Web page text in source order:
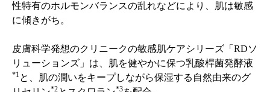
性特有のホルモンバランスの乱れなどにより、肌は敏感
に傾きがち。
皮膚科学発想のクリニークの敏感肌ケアシリーズ「RDソ
リューションズ」は、肌を健やかに保つ乳酸桿菌発酵液
*1 と、肌の潤いをキープしながら保湿する自然由来のグ
*2 *3